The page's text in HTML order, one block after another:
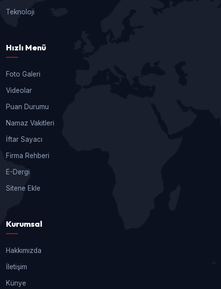
Teknoloji
Hızlı Menü
Foto Galeri
Videolar
Puan Durumu
Namaz Vakitleri
İftar Sayacı
Firma Rehberi
E-Dergi
Sitene Ekle
Kurumsal
Hakkımızda
İletişim
Künye